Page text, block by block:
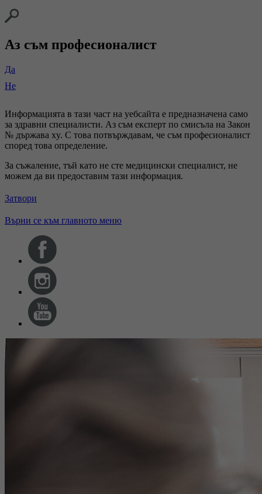
Аз съм професионалист
Да
Не
Информацията в тази част на уебсайта е предназначена само
за здравни специалисти. Аз съм експерт по смисъла на Закон
№ държава xy. С това потвърждавам, че съм професионалист
според това определение.
За съжаление, тъй като не сте медицински специалист, не
можем да ви предоставим тази информация.
Затвори
Върни се към главното меню